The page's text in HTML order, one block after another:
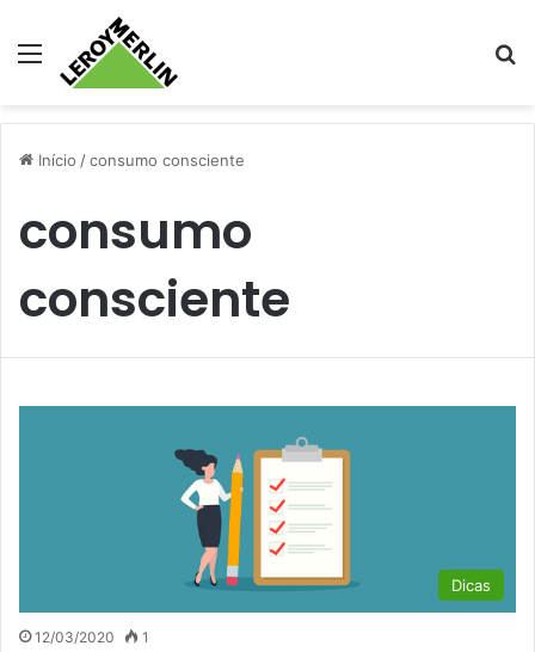
Menu
Início /consumo consciente
consumo
consciente
Dicas
12/03/2020 1